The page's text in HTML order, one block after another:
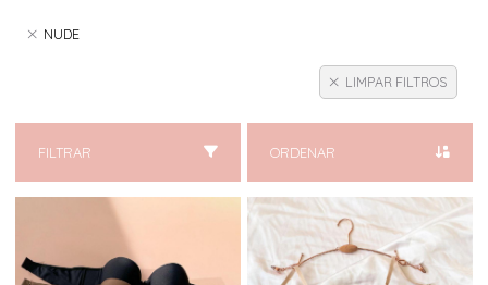
NUDE
LIMPAR FILTROS
FILTRAR ORDENAR